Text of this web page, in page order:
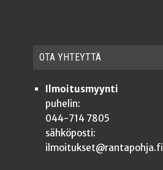
OTA YHTEYT­TÄ
Ilmoitusmyynti
puhelin:
044-714 7805
sähköposti:
ilmoitukset@rantapohja.fi